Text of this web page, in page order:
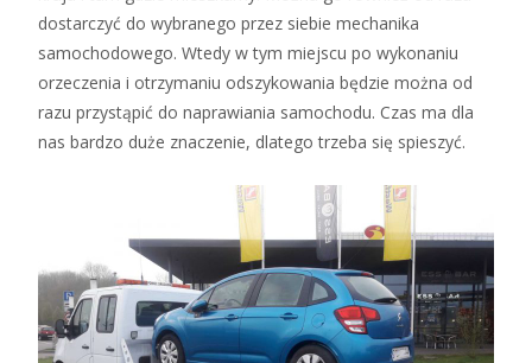
dostarczyć do wybranego przez siebie mechanika
samochodowego. Wtedy w tym miejscu po wykonaniu
orzeczenia i otrzymaniu odszykowania będzie można od
razu przystąpić do naprawiania samochodu. Czas ma dla
nas bardzo duże znaczenie, dlatego trzeba się spieszyć.